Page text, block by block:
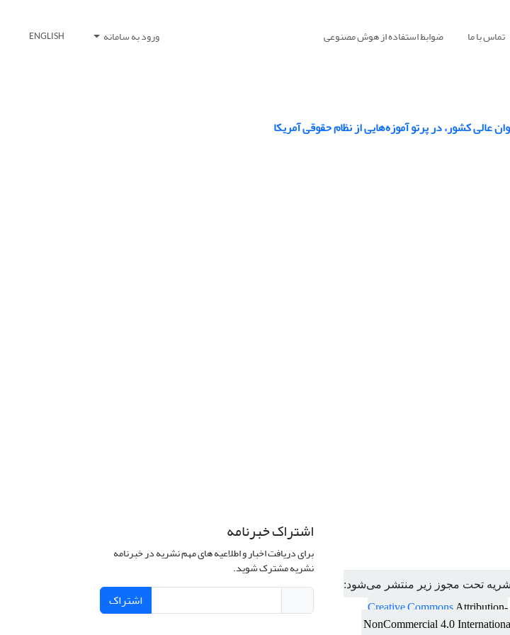
تماس با ما ضوابط استفاده از هوش مصنوعی ورود به سامانه ENGLISH
عالی کشور، در پرتو آموزه‌هایی از نظام حقوقی آمریکا
تحت مجوز زیر منتشر می‌شود:
Creative Commons Attribution-
NonCommercial 4.0
اشتراک خبرنامه
برای دریافت اخبار و اطلاعیه های مهم نشریه در خبرنامه
نشریه مشترک شوید.
اشتراک